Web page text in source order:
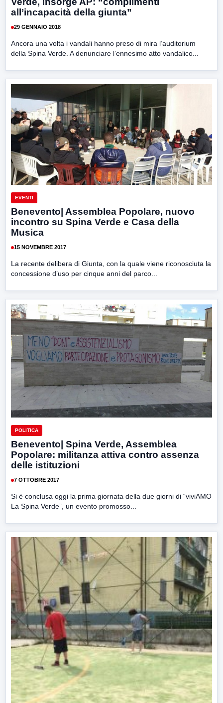
all’incapacità della giunta”
29 GENNAIO 2018
Ancora una volta i vandali hanno preso di mira l’auditorium
della Spina Verde. A denunciare l’ennesimo atto vandalico...
EVENTI
Benevento| Assemblea Popolare, nuovo
incontro su Spina Verde e Casa della
Musica
15 NOVEMBRE 2017
La recente delibera di Giunta, con la quale viene riconosciuta la
concessione d’uso per cinque anni del parco...
POLITICA
Benevento| Spina Verde, Assemblea
Popolare: militanza attiva contro assenza
delle istituzioni
7 OTTOBRE 2017
Si è conclusa oggi la prima giornata della due giorni di “viviAMO
La Spina Verde”, un evento promosso...